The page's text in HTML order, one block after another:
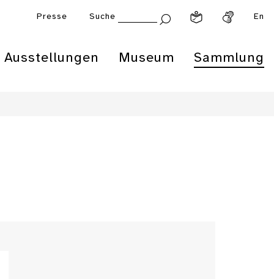
Presse Suche En
Ausstellungen Museum Sammlung